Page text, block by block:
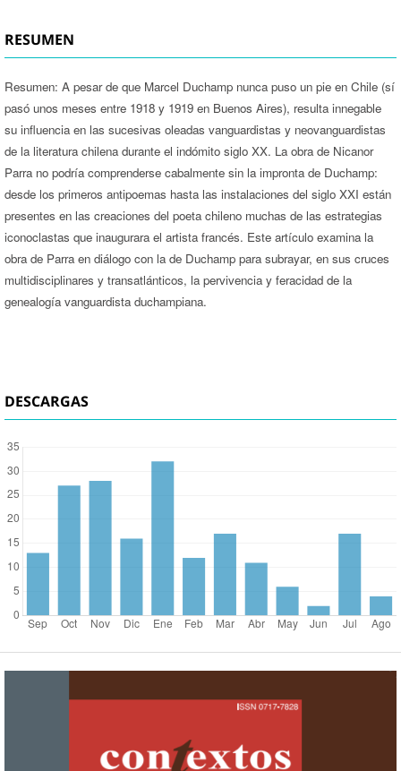
RESUMEN
Resumen: A pesar de que Marcel Duchamp nunca puso un pie en Chile (sí
pasó unos meses entre 1918 y 1919 en Buenos Aires), resulta innegable
su influencia en las sucesivas oleadas vanguardistas y neovanguardistas
de la literatura chilena durante el indómito siglo XX. La obra de Nicanor
Parra no podría comprenderse cabalmente sin la impronta de Duchamp:
desde los primeros antipoemas hasta las instalaciones del siglo XXI están
presentes en las creaciones del poeta chileno muchas de las estrategias
iconoclastas que inaugurara el artista francés. Este artículo examina la
obra de Parra en diálogo con la de Duchamp para subrayar, en sus cruces
multidisciplinares y transatlánticos, la pervivencia y feracidad de la
genealogía vanguardista duchampiana.
DESCARGAS